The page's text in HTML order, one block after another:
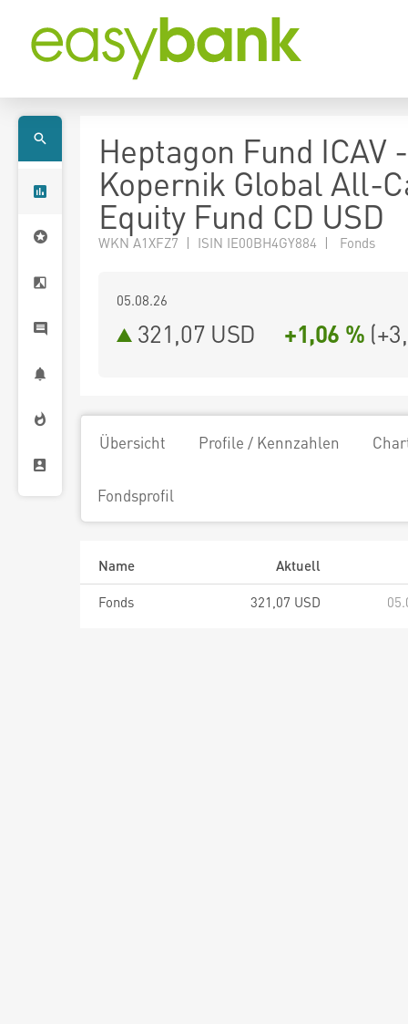
Heptagon Fund ICAV -
Kopernik Global All-
Equity Fund CD USD
WKN A1XFZ7 | ISIN IE00BH4GY884 | Fonds
05.08.26
321,07 USD +1,06 % (
Übersicht Profile / Kennzahlen
Fondsprofil
Name
Aktuell
Fonds
321,07 USD